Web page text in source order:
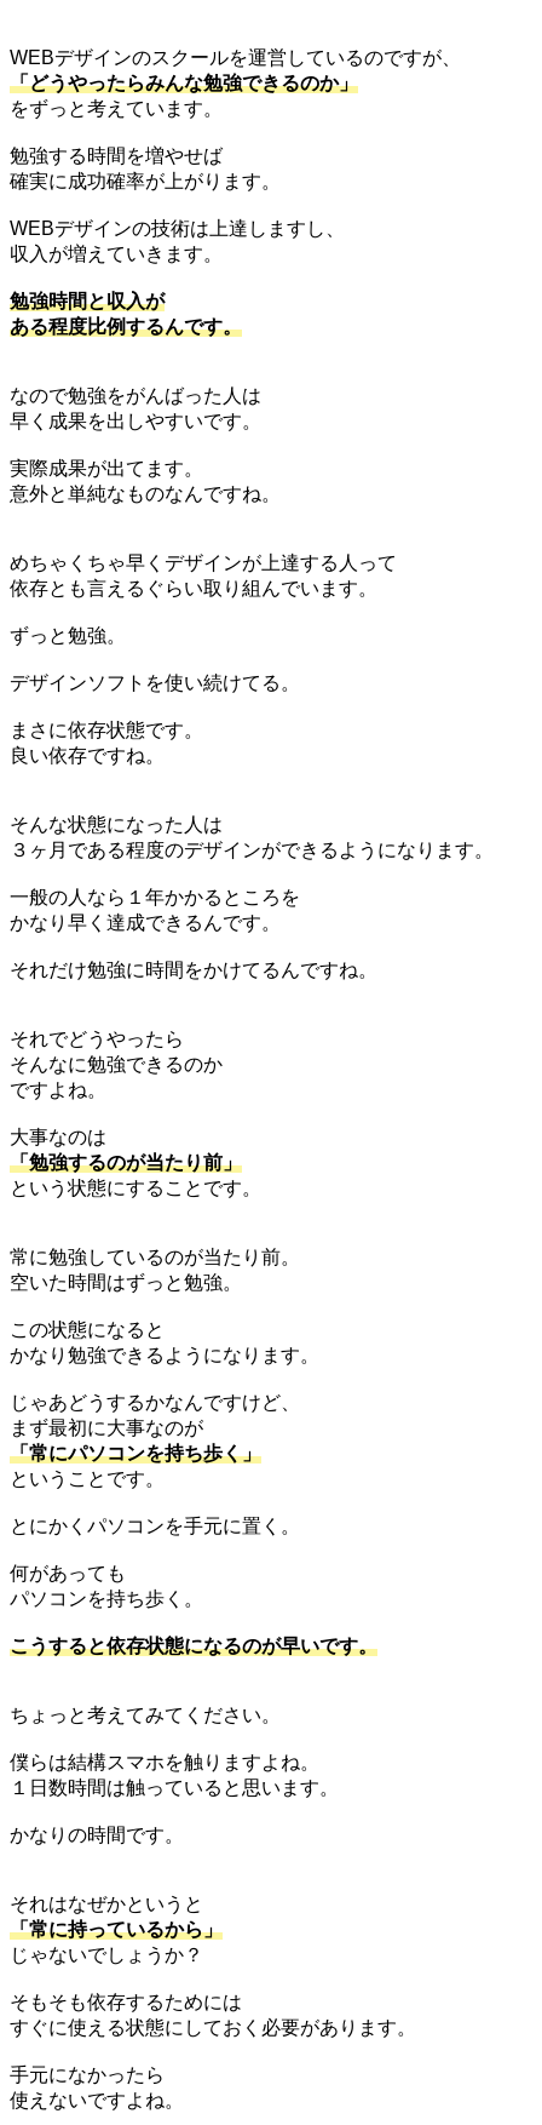
WEBデザインのスクールを運営しているのですが、
「どうやったらみんな勉強できるのか」
をずっと考えています。
勉強する時間を増やせば
確実に成功確率が上がります。
WEBデザインの技術は上達しますし、
収入が増えていきます。
勉強時間と収入が
ある程度比例するんです。
なので勉強をがんばった人は
早く成果を出しやすいです。
実際成果が出てます。
意外と単純なものなんですね。
めちゃくちゃ早くデザインが上達する人って
依存とも言えるぐらい取り組んでいます。
ずっと勉強。
デザインソフトを使い続けてる。
まさに依存状態です。
良い依存ですね。
そんな状態になった人は
３ヶ月である程度のデザインができるようになります。
一般の人なら１年かかるところを
かなり早く達成できるんです。
それだけ勉強に時間をかけてるんですね。
それでどうやったら
そんなに勉強できるのか
ですよね。
大事なのは
「勉強するのが当たり前」
という状態にすることです。
常に勉強しているのが当たり前。
空いた時間はずっと勉強。
この状態になると
かなり勉強できるようになります。
じゃあどうするかなんですけど、
まず最初に大事なのが
「常にパソコンを持ち歩く」
ということです。
とにかくパソコンを手元に置く。
何があっても
パソコンを持ち歩く。
こうすると依存状態になるのが早いです。
ちょっと考えてみてください。
僕らは結構スマホを触りますよね。
１日数時間は触っていると思います。
かなりの時間です。
それはなぜかというと
「常に持っているから」
じゃないでしょうか？
そもそも依存するためには
すぐに使える状態にしておく必要があります。
手元になかったら
使えないですよね。